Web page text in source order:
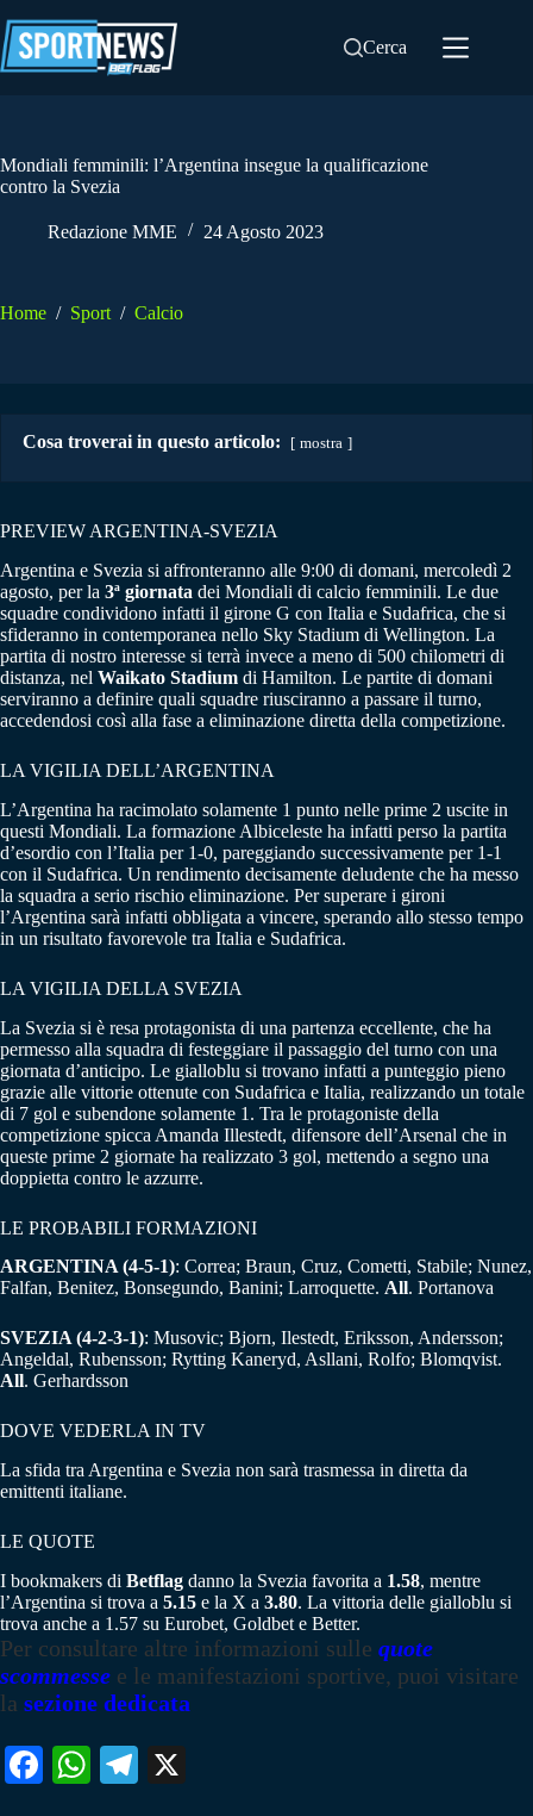
al
contenuto
Cerca
Mondiali femminili: l’Argentina insegue la qualificazione
contro la Svezia
Redazione MME 24 Agosto 2023
Home / Sport / Calcio
Cosa troverai in questo articolo: mostra
PREVIEW ARGENTINA-SVEZIA
Argentina e Svezia si affronteranno alle 9:00 di domani, mercoledì 2
agosto, per la 3ª giornata dei Mondiali di calcio femminili. Le due
squadre condividono infatti il girone G con Italia e Sudafrica, che si
sfideranno in contemporanea nello Sky Stadium di Wellington. La
partita di nostro interesse si terrà invece a meno di 500 chilometri di
distanza, nel Waikato Stadium di Hamilton. Le partite di domani
serviranno a definire quali squadre riusciranno a passare il turno,
accedendosi così alla fase a eliminazione diretta della competizione.
LA VIGILIA DELL’ARGENTINA
L’Argentina ha racimolato solamente 1 punto nelle prime 2 uscite in
questi Mondiali. La formazione Albiceleste ha infatti perso la partita
d’esordio con l’Italia per 1-0, pareggiando successivamente per 1-1
con il Sudafrica. Un rendimento decisamente deludente che ha messo
la squadra a serio rischio eliminazione. Per superare i gironi
l’Argentina sarà infatti obbligata a vincere, sperando allo stesso tempo
in un risultato favorevole tra Italia e Sudafrica.
LA VIGILIA DELLA SVEZIA
La Svezia si è resa protagonista di una partenza eccellente, che ha
permesso alla squadra di festeggiare il passaggio del turno con una
giornata d’anticipo. Le gialloblu si trovano infatti a punteggio pieno
grazie alle vittorie ottenute con Sudafrica e Italia, realizzando un totale
di 7 gol e subendone solamente 1. Tra le protagoniste della
competizione spicca Amanda Illestedt, difensore dell’Arsenal che in
queste prime 2 giornate ha realizzato 3 gol, mettendo a segno una
doppietta contro le azzurre.
LE PROBABILI FORMAZIONI
ARGENTINA (4-5-1): Correa; Braun, Cruz, Cometti, Stabile; Nunez,
Falfan, Benitez, Bonsegundo, Banini; Larroquette. All. Portanova
SVEZIA (4-2-3-1): Musovic; Bjorn, Ilestedt, Eriksson, Andersson;
Angeldal, Rubensson; Rytting Kaneryd, Asllani, Rolfo; Blomqvist.
All. Gerhardsson
DOVE VEDERLA IN TV
La sfida tra Argentina e Svezia non sarà trasmessa in diretta da
emittenti italiane.
LE QUOTE
I bookmakers di Betflag danno la Svezia favorita a 1.58, mentre
l’Argentina si trova a 5.15 e la X a 3.80. La vittoria delle gialloblu si
trova anche a 1.57 su Eurobet, Goldbet e Better.
Per consultare altre informazioni sulle quote
scommesse e le manifestazioni sportive, puoi visitare
la sezione dedicata
Fa W
Te